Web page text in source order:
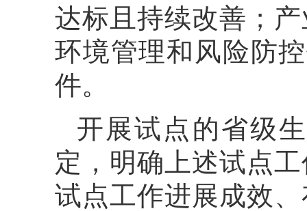
达标且持续改善；
环境管理和风险防
件。
开展试点的省级
定，明确上述试点
试点工作进展成效